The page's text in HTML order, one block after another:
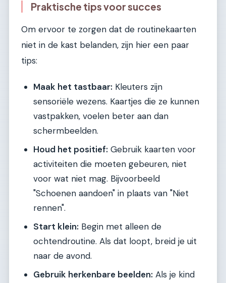
Praktische tips voor succes
Om ervoor te zorgen dat de routinekaarten
niet in de kast belanden, zijn hier een paar
tips:
Maak het tastbaar: Kleuters zijn
sensoriële wezens. Kaartjes die ze kunnen
vastpakken, voelen beter aan dan
schermbeelden.
Houd het positief: Gebruik kaarten voor
activiteiten die moeten gebeuren, niet
voor wat niet mag. Bijvoorbeeld
"Schoenen aandoen" in plaats van "Niet
rennen".
Start klein: Begin met alleen de
ochtendroutine. Als dat loopt, breid je uit
naar de avond.
Gebruik herkenbare beelden: Als je kind